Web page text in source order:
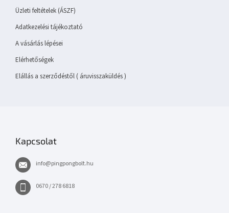
Üzleti feltételek (ÁSZF)
Adatkezelési tájékoztató
A vásárlás lépései
Elérhetőségek
Elállás a szerződéstől ( áruvisszaküldés )
Kapcsolat
info@pingpongbolt.hu
0670 / 278 6818